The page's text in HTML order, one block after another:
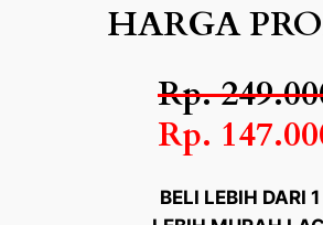
HARGA
Rp.
Rp.
BELI LEBIH DARI 1